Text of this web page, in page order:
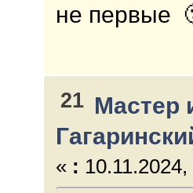
не первые
21 Мастер
« :